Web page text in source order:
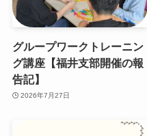
グループワークトレーニン
グ講座【福井支部開催の報
告記】
2026年7月27日